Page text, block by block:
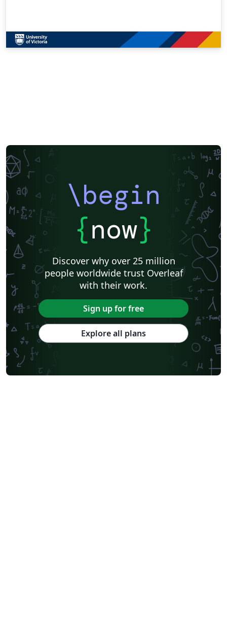
\begin
{now}
Discover why over 25 million
people worldwide trust Overleaf
with their work.
Sign up for free
Explore all plans